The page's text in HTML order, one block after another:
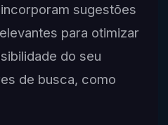
sugestões
para otimizar
do seu
de busca, como